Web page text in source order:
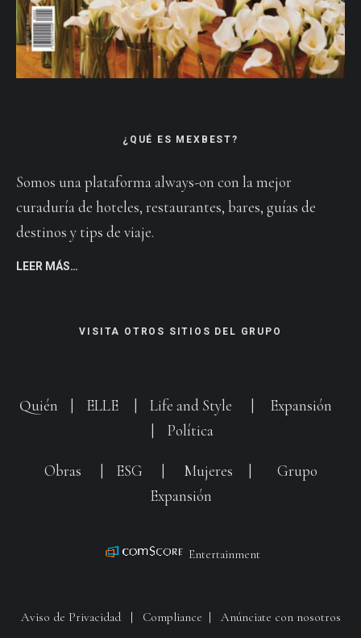
¿QUÉ ES MEXBEST?
Somos una plataforma always-on con la mejor
curaduría de hoteles, restaurantes, bares, guías de
destinos y tips de viaje.
LEER MÁS…
VISITA OTROS SITIOS DEL GRUPO
Quién ELLE Life and Style
Expansión
Política
Obras ESG Mujeres
Grupo
Expansión
Entertainment
Aviso de Privacidad| Compliance Anúnciate con nosotros